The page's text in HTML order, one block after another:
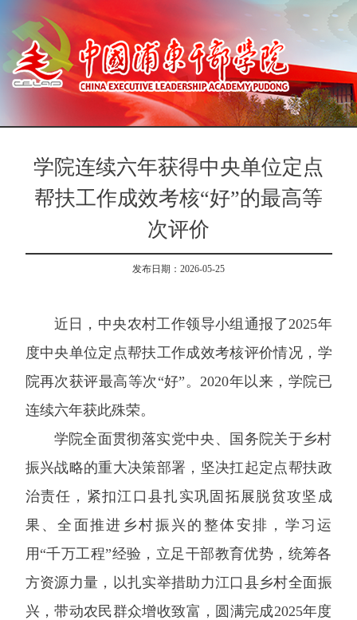
学院连续六年获得中央单位定点
帮扶工作成效考核“好”的最高等
次评价
发布日期：2026-05-25
近日，中央农村工作领导小组通报了2025年
度中央单位定点帮扶工作成效考核评价情况，学
院再次获评最高等次“好”。2020年以来，学院已
连续六年获此殊荣。
学院全面贯彻落实党中央、国务院关于乡村
振兴战略的重大决策部署，坚决扛起定点帮扶政
治责任，紧扣江口县扎实巩固拓展脱贫攻坚成
果、全面推进乡村振兴的整体安排，学习运
用“千万工程”经验，立足干部教育优势，统筹各
方资源力量，以扎实举措助力江口县乡村全面振
兴，带动农民群众增收致富，圆满完成2025年度